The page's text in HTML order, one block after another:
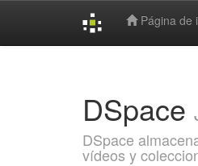
Página de
DSpace
DSpace
vídeos y